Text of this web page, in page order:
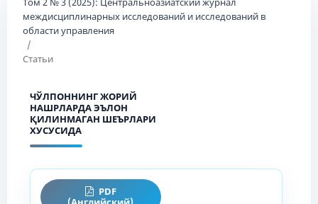
междисциплинарных исследований и исследований в
области управления
/
Статьи
ЧЎЛПОННИНГ ЖОРИЙ
НАШРЛАРДА ЭЪЛОН
ҚИЛИНМАГАН ШЕЪРЛАРИ
ХУСУСИДА
PDF